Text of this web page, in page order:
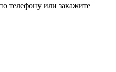
телефону или закажите